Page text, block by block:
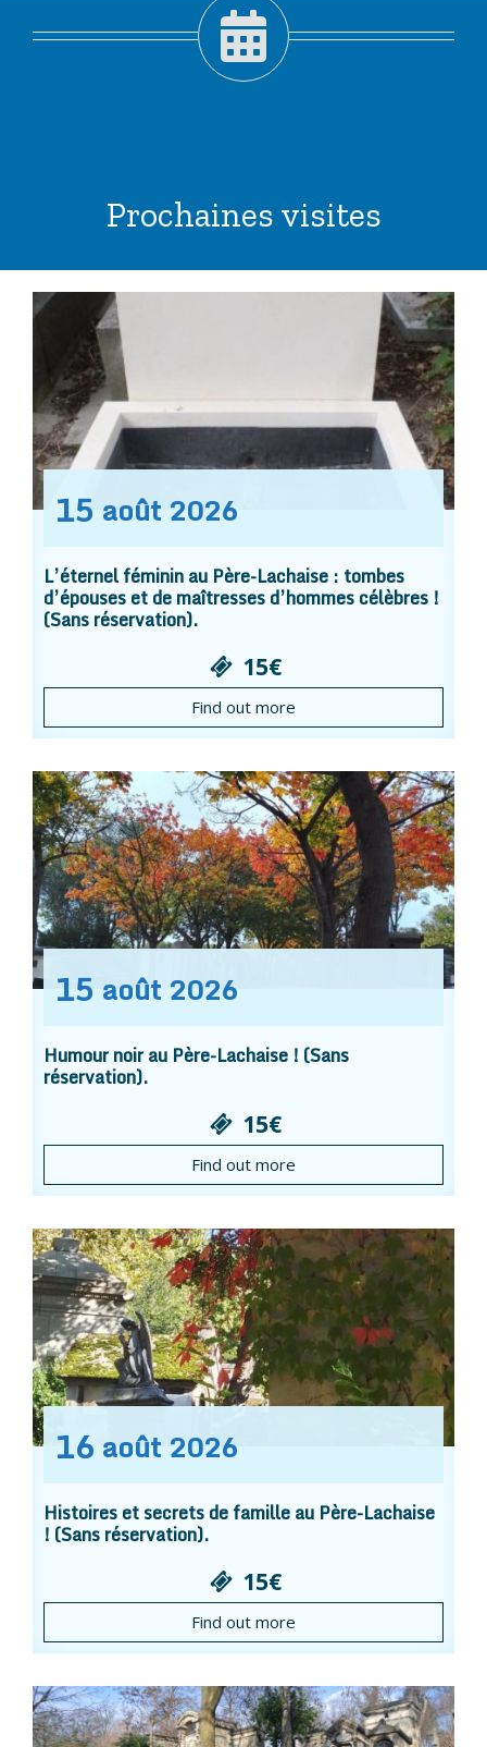
Prochaines visites
15 août 2026
L’éternel féminin au Père-Lachaise : tombes
d’épouses et de maîtresses d’hommes célèbres !
(Sans réservation).
15€
Find out more
15 août 2026
Humour noir au Père-Lachaise ! (Sans
réservation).
15€
Find out more
16 août 2026
Histoires et secrets de famille au Père-Lachaise
! (Sans réservation).
15€
Find out more